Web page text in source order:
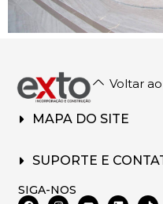
MAPA DO SITE
SUPORTE E
SIGA-NOS
Voltar